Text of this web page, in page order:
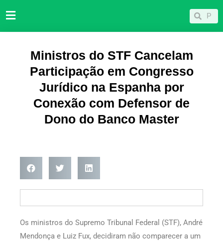
para
Pesquisar
Ministros do STF Cancelam
Participação em Congresso
Jurídico na Espanha por
Conexão com Defensor de
Dono do Banco Master
Os ministros do Supremo Tribunal Federal (STF), André
Mendonça e Luiz Fux, decidiram não comparecer a um